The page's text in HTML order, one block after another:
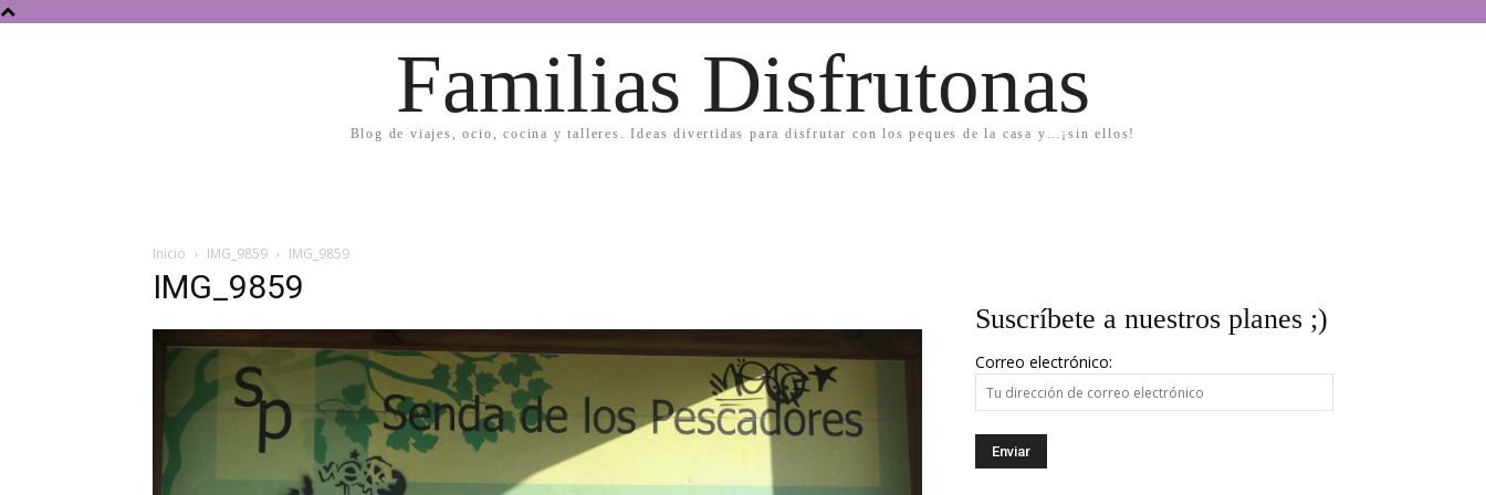
Familias Disfrutonas
Blog de viajes, ocio, cocina y talleres. Ideas divertidas para disfrutar con los peques de la casa y…¡sin ellos!
Inicio IMG_9859 IMG_9859
IMG_9859
Suscríbete a nuestros planes ;)
Correo electrónico: